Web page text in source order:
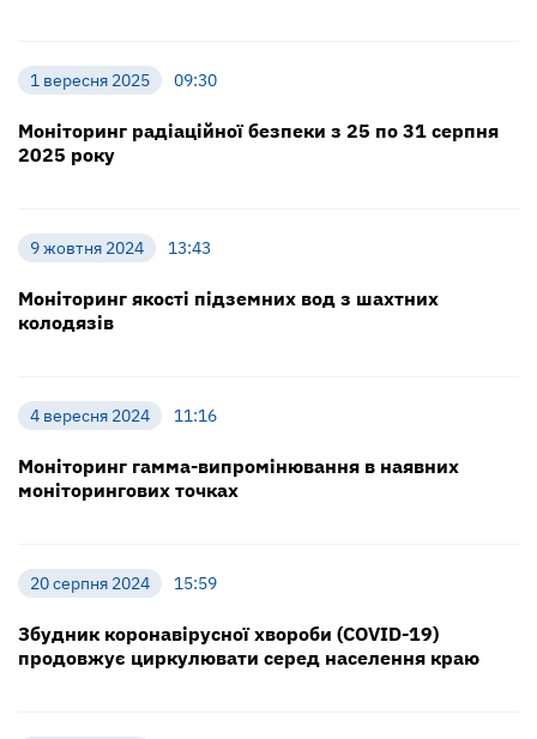
1 вересня 2025 09:30
Моніторинг радіаційної безпеки з 25 по 31 серпня
2025 року
9 жовтня 2024 13:43
Моніторинг якості підземних вод з шахтних
колодязів
4 вересня 2024 11:16
Моніторинг гамма-випромінювання в наявних
моніторингових точках
20 серпня 2024 15:59
Збудник коронавірусної хвороби (COVID-19)
продовжує циркулювати серед населення краю